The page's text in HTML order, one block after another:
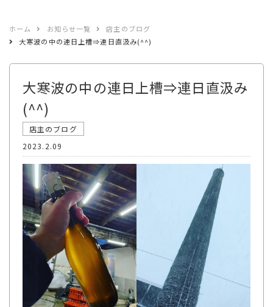
ホーム お知らせ一覧
店主のブログ
大寒波の中の連日上槽⇒連日直汲み(^^)
大寒波の中の連日上槽⇒連日直汲み
(^^)
店主のブログ
2023.2.09